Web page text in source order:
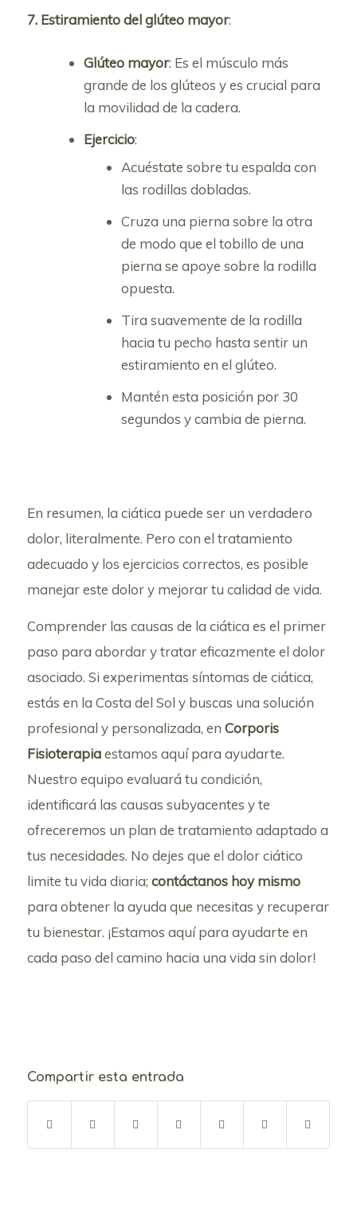
7. Estiramiento del glúteo mayor:
Glúteo mayor: Es el músculo más
grande de los glúteos y es crucial para
la movilidad de la cadera.
Ejercicio:
Acuéstate sobre tu espalda con
las rodillas dobladas.
Cruza una pierna sobre la otra
de modo que el tobillo de una
pierna se apoye sobre la rodilla
opuesta.
Tira suavemente de la rodilla
hacia tu pecho hasta sentir un
estiramiento en el glúteo.
Mantén esta posición por 30
segundos y cambia de pierna.
En resumen, la ciática puede ser un verdadero
dolor, literalmente. Pero con el tratamiento
adecuado y los ejercicios correctos, es posible
manejar este dolor y mejorar tu calidad de vida.
Comprender las causas de la ciática es el primer
paso para abordar y tratar eficazmente el dolor
asociado. Si experimentas síntomas de ciática,
estás en la Costa del Sol y buscas una solución
profesional y personalizada, en Corporis
Fisioterapiaestamos aquí para ayudarte.
Nuestro equipo evaluará tu condición,
identificará las causas subyacentes y te
ofreceremos un plan de tratamiento adaptado a
tus necesidades. No dejes que el dolor ciático
limite tu vida diaria; contáctanos hoy mismo
para obtener la ayuda que necesitas y recuperar
tu bienestar. ¡Estamos aquí para ayudarte en
cada paso del camino hacia una vida sin dolor!
Compartir esta entrada